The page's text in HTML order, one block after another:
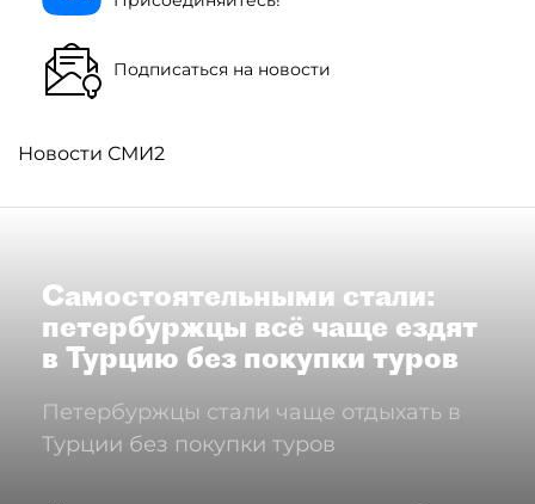
Подписаться на новости
Новости СМИ2
Самостоятельными стали:
петербуржцы всё чаще ездят
в Турцию без покупки туров
Петербуржцы стали чаще отдыхать в
Турции без покупки туров